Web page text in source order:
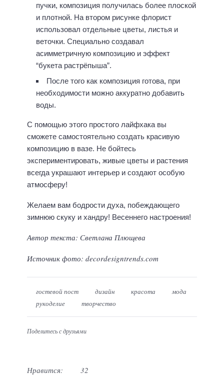
пучки, композиция получилась более плоской
и плотной. На втором рисунке флорист
использовал отдельные цветы, листья и
веточки. Специально создавал
асимметричную композицию и эффект
“букета растрёпыша”.
После того как композиция готова, при
необходимости можно аккуратно добавить
воды.
С помощью этого простого лайфхака вы
сможете самостоятельно создать красивую
композицию в вазе. Не бойтесь
экспериментировать, живые цветы и растения
всегда украшают интерьер и создают особую
атмосферу!
Желаем вам бодрости духа, побеждающего
зимнюю скуку и хандру! Весеннего настроения!
Автор текста: Светлана Плющева
Источник фото: decordesigntrends.com
гостевой пост дизайн красота
мода
рукоделие
творчество
Поделитесь с друзьями
Нравится: 32